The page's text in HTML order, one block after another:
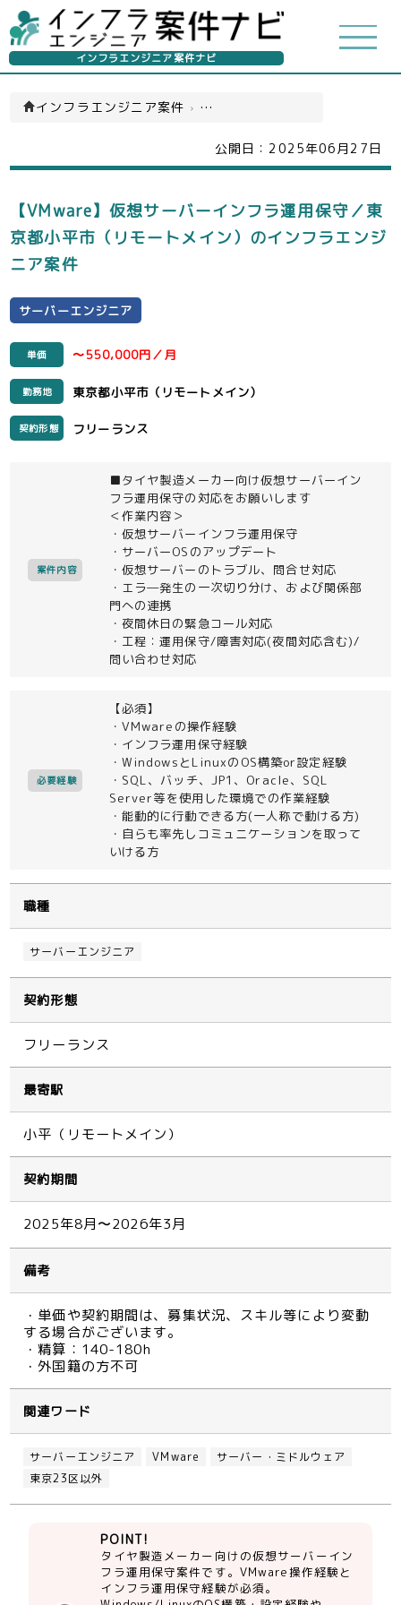
インフラエンジニア案件ナビ
インフラエンジニア案件 › サーバーエンジニア(一覧)
公開日： 2025年06月27日
【VMware】仮想サーバーインフラ運用保守／東
京都小平市（リモートメイン）のインフラエンジ
ニア案件
サーバーエンジニア
単価 〜550,000円／月
勤務地 東京都小平市（リモートメイン）
契約形態 フリーランス
案件内容
■タイヤ製造メーカー向け仮想サーバーイン
フラ運用保守の対応をお願いします
＜作業内容＞
・仮想サーバーインフラ運用保守
・サーバーOSのアップデート
・仮想サーバーのトラブル、問合せ対応
・エラ―発生の一次切り分け、および関係部
門への連携
・夜間休日の緊急コール対応
・工程：運用保守/障害対応(夜間対応含む)/
問い合わせ対応
必要経験
【必須】
・VMwareの操作経験
・インフラ運用保守経験
・WindowsとLinuxのOS構築or設定経験
・SQL、バッチ、JP1、Oracle、SQL
Server等を使用した環境での作業経験
・能動的に行動できる方(一人称で動ける方)
・自らも率先しコミュニケーションを取って
いける方
職種
サーバーエンジニア
契約形態
フリーランス
最寄駅
小平（リモートメイン）
契約期間
2025年8月〜2026年3月
備考
・単価や契約期間は、募集状況、スキル等により変動
する場合がございます。
・精算：140-180h
・外国籍の方不可
関連ワード
サーバーエンジニア VMware
サーバー・ミドルウェア
東京23区以外
POINT!
タイヤ製造メーカー向けの仮想サーバーイン
フラ運用保守案件です。VMware操作経験と
インフラ運用保守経験が必須。